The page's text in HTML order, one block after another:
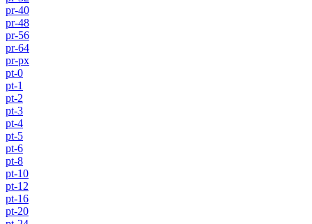
pr-40
pr-48
pr-56
pr-64
pr-px
pt-0
pt-1
pt-2
pt-3
pt-4
pt-5
pt-6
pt-8
pt-10
pt-12
pt-16
pt-20